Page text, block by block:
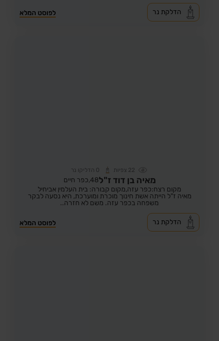
לפוסט המלא הדלקת נר
22 צפיות 0 הדליקו נר
מאיה בן דוד ז"ל48, כפר חיים
מקום רצח:כפר עזה,מקום קבורה: בית העלמין אביחיל
מאיה ז"ל הייתה אשת חינוך מוכרת ומוערכת, היא נסעה לבקר
משפחה בכפר עזה. משם לא חזרה..
לפוסט המלא הדלקת נר